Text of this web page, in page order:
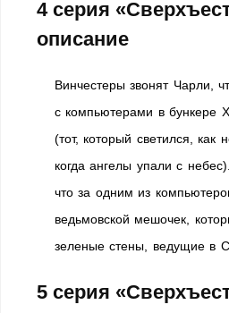
4 серия
описание
Винчестеры звонят Чарли,
с компьютерами в бункере
(тот, который светился, как
когда ангелы упали с
что за одним из
ведьмовской мешочек,
зеленые стены, ведущие в
5 серия